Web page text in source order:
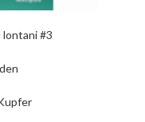
lontani #3